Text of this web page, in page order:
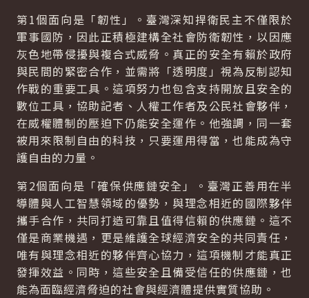
第1個面向是「韌性」。臺灣深知捍衛民主不僅限於
軍事國防，因此正積極建構全社會防衛韌性，以因應
灰色地帶侵擾與複合式威脅。真正的安全有賴於政府
與民間的緊密合作，並需將「透明度」視為反制認知
作戰的重要工具。這項努力也包含支持開放且安全的
數位工具，協助記者、人權工作者及公民社會夥伴，
在威權體制的壓迫下仍能安全運作。他強調，同一套
被用來限制自由的科技，只要運用得當，也能成為守
護自由的力量。
第2個面向是「確保供應鏈安全」。臺灣正善用在半
導體與人工智慧領域的優勢，與理念相近的國際夥伴
攜手合作，共同打造可靠且值得信賴的供應鏈。這不
僅是商業機遇，更是維護全球經濟安全的共同責任，
唯有與理念相近的夥伴齊心協力，這項機制才能真正
發揮效益。同時，這些安全且備受信任的供應鏈，也
能為面臨經濟脅迫的社會與經濟體提供實質協助。